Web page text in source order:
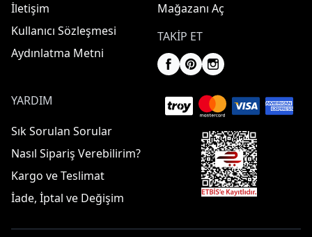
İletişim
Kullanıcı Sözleşmesi
Aydınlatma Metni
Mağazanı Aç
TAKIP ET
YARDIM
Sık Sorulan Sorular
Nasıl Sipariş Verebilirim?
Kargo ve Teslimat
İade, İptal ve Değişim